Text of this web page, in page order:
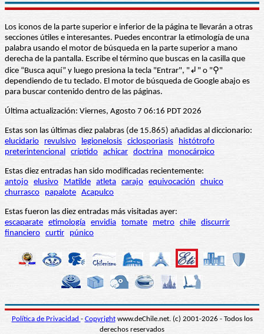
Los iconos de la parte superior e inferior de la página te llevarán a otras
secciones útiles e interesantes. Puedes encontrar la etimología de una
palabra usando el motor de búsqueda en la parte superior a mano
derecha de la pantalla. Escribe el término que buscas en la casilla que
dice “Busca aquí” y luego presiona la tecla "Entrar", "↲" o "⚲"
dependiendo de tu teclado. El motor de búsqueda de Google abajo es
para buscar contenido dentro de las páginas.
Última actualización: Viernes, Agosto 7 06:16 PDT 2026
Estas son las últimas diez palabras (de 15.865) añadidas al diccionario:
elucidario
revulsivo legionelosis ciclosporiasis
histótrofo
preterintencional críptido achicar doctrina monocárpico
Estas diez entradas han sido modificadas recientemente:
antojo elusivo Matilde atleta carajo equivocación
chuico
churrasco
papalote Acapulco
Estas fueron las diez entradas más visitadas ayer:
escaparate etimología envidia tomate metro chile discurrir
financiero curtir púnico
Política de Privacidad - Copyrightwww.deChile.net. (c) 2001-2026 - Todos los
derechos reservados